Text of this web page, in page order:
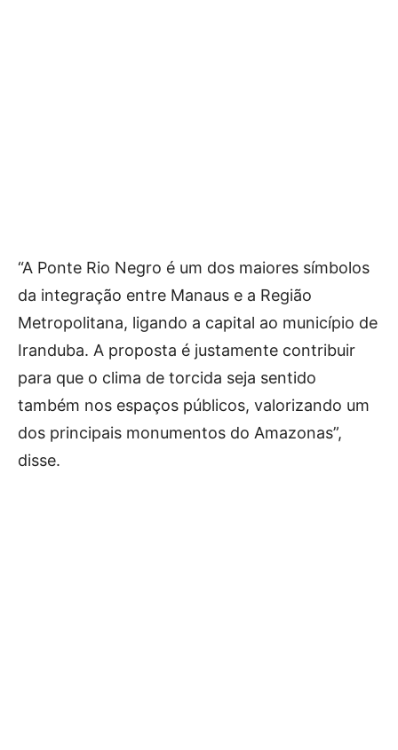
“A Ponte Rio Negro é um dos maiores símbolos
da integração entre Manaus e a Região
Metropolitana, ligando a capital ao município de
Iranduba. A proposta é justamente contribuir
para que o clima de torcida seja sentido
também nos espaços públicos, valorizando um
dos principais monumentos do Amazonas”,
disse.